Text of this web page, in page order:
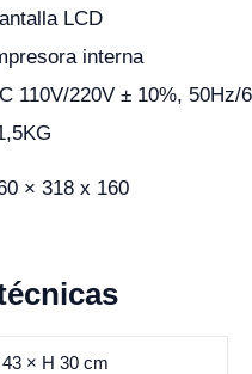
LCD
interna
110V/220V ± 10%, 50Hz/
× 318 x 160
× H 30 cm